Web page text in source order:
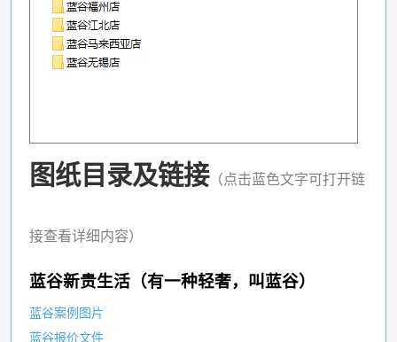
图纸目录及链接（点击蓝色文字可打开链
接查看详细内容）
蓝谷新贵生活（有一种轻奢，叫蓝谷）
蓝谷案例图片
蓝谷报价文件